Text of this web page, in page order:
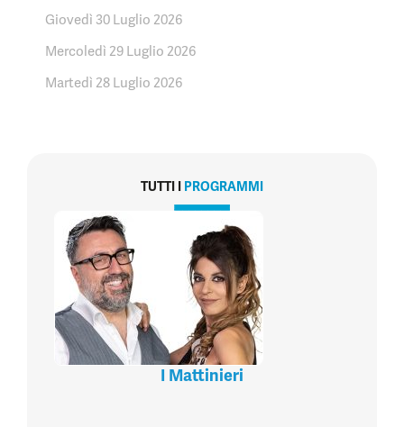
Giovedì 30 Luglio 2026
Mercoledì 29 Luglio 2026
Martedì 28 Luglio 2026
TUTTI I PROGRAMMI
I Mattinieri